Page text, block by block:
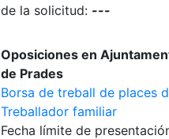
de la solicitud: ---
Oposiciones en
de Prades
Borsa de treball de places
Treballador familiar
Fecha límite de